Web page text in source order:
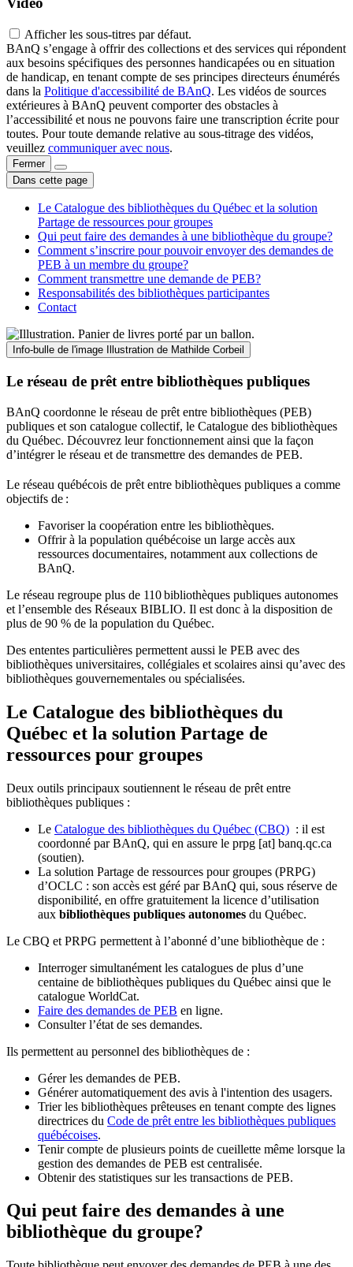
Afficher les sous-titres par défaut.
BAnQ s’engage à offrir des collections et des services qui répondent
aux besoins spécifiques des personnes handicapées ou en situation
de handicap, en tenant compte de ses principes directeurs énumérés
dans la Politique d'accessibilité de BAnQ. Les vidéos de sources
extérieures à BAnQ peuvent comporter des obstacles à
l’accessibilité et nous ne pouvons faire une transcription écrite pour
toutes. Pour toute demande relative au sous-titrage des vidéos,
veuillez communiquer avec nous.
Fermer
Dans cette page
Le Catalogue des bibliothèques du Québec et la solution
Partage de ressources pour groupes
Qui peut faire des demandes à une bibliothèque du groupe?
Comment s’inscrire pour pouvoir envoyer des demandes de
PEB à un membre du groupe?
Comment transmettre une demande de PEB?
Responsabilités des bibliothèques participantes
Contact
Info-bulle de l'image Illustration de Mathilde Corbeil
Le réseau de prêt entre bibliothèques publiques
BAnQ coordonne le réseau de prêt entre bibliothèques (PEB)
publiques et son catalogue collectif, le Catalogue des bibliothèques
du Québec. Découvrez leur fonctionnement ainsi que la façon
d’intégrer le réseau et de transmettre des demandes de PEB.
Le réseau québécois de prêt entre bibliothèques publiques a comme
objectifs de :
Favoriser la coopération entre les bibliothèques.
Offrir à la population québécoise un large accès aux
ressources documentaires, notamment aux collections de
BAnQ.
Le réseau regroupe plus de 110bibliothèques publiques autonomes
et l’ensemble des Réseaux BIBLIO. Il est donc à la disposition de
plus de 90 % de la population du Québec.
Des ententes particulières permettent aussi le PEB avec des
bibliothèques universitaires, collégiales et scolaires ainsi qu’avec des
bibliothèques gouvernementales ou spécialisées.
Le Catalogue des bibliothèques du
Québec et la solution Partage de
ressources pour groupes
Deux outils principaux soutiennent le réseau de prêt entre
bibliothèques publiques :
Le Catalogue des bibliothèques du Québec (CBQ) : il est
coordonné par BAnQ, qui en assure le prpg [at] banq.qc.ca
(soutien).
La solution Partage de ressources pour groupes (PRPG)
d’OCLC : son accès est géré par BAnQ qui, sous réserve de
disponibilité, en offre gratuitement la licence d’utilisation
aux bibliothèques publiques autonomes du Québec.
Le CBQ et PRPG permettent à l’abonné d’une bibliothèque de :
Interroger simultanément les catalogues de plus d’une
centaine de bibliothèques publiques du Québec ainsi que le
catalogue WorldCat.
Faire des demandes de PEB en ligne.
Consulter l’état de ses demandes.
Ils permettent au personnel des bibliothèques de :
Gérer les demandes de PEB.
Générer automatiquement des avis à l'intention des usagers.
Trier les bibliothèques prêteuses en tenant compte des lignes
directrices du Code de prêt entre les bibliothèques publiques
québécoises.
Tenir compte de plusieurs points de cueillette même lorsque la
gestion des demandes de PEB est centralisée.
Obtenir des statistiques sur les transactions de PEB.
Qui peut faire des demandes à une
bibliothèque du groupe?